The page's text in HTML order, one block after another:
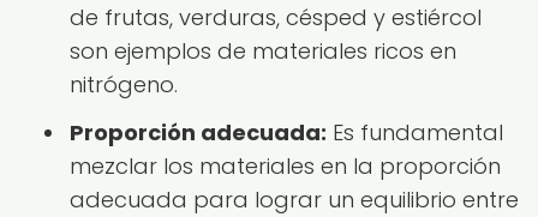
de frutas, verduras, césped y estiércol
son ejemplos de materiales ricos en
nitrógeno.
Proporción adecuada: Es fundamental
mezclar los materiales en la proporción
adecuada para lograr un equilibrio entre